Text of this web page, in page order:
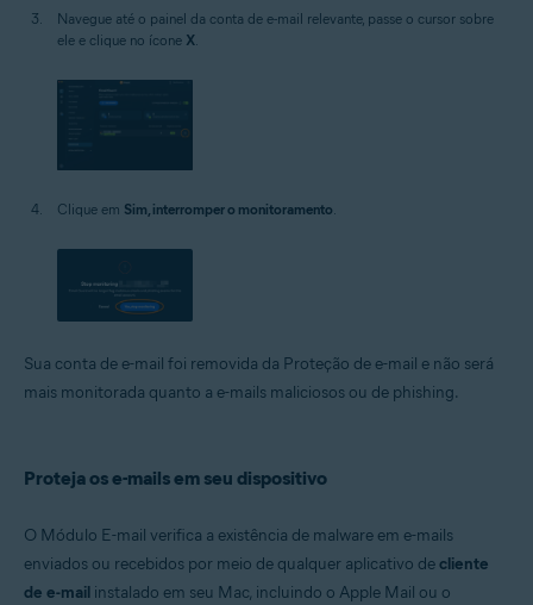
Navegue até o painel da conta de e-mail relevante, passe o cursor sobre
ele e clique no ícone X.
Clique em Sim, interromper o monitoramento.
Sua conta de e-mail foi removida da Proteção de e-mail e não será
mais monitorada quanto a e-mails maliciosos ou de phishing.
Proteja os e-mails em seu dispositivo
O Módulo E-mail verifica a existência de malware em e-mails
enviados ou recebidos por meio de qualquer aplicativo decliente
de e-mail instalado em seu Mac, incluindo o Apple Mail ou o